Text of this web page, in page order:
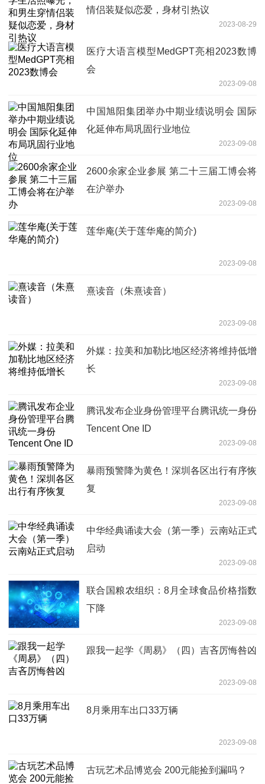
情侣装疑似恋爱，身材引热议
2023-08-29
医疗大语言模型MedGPT亮相2023数博
会
2023-09-08
中国旭阳集团举办中期业绩说明会 国际
化延伸布局巩固行业地位
2023-09-08
2600余家企业参展 第二十三届工博会将
在沪举办
2023-09-08
莲华庵(关于莲华庵的简介)
2023-09-08
熹读音（朱熹读音）
2023-09-08
外媒：拉美和加勒比地区经济将维持低增
长
2023-09-08
腾讯发布企业身份管理平台腾讯统一身份
Tencent One ID
2023-09-08
暴雨预警降为黄色！深圳各区出行有序恢
复
2023-09-08
中华经典诵读大会（第一季）云南站正式
启动
2023-09-08
联合国粮农组织：8月全球食品价格指数
下降
2023-09-08
跟我一起学《周易》（四）吉吝厉悔咎凶
2023-09-08
8月乘用车出口33万辆
2023-09-08
古玩艺术品博览会 200元能捡到漏吗？